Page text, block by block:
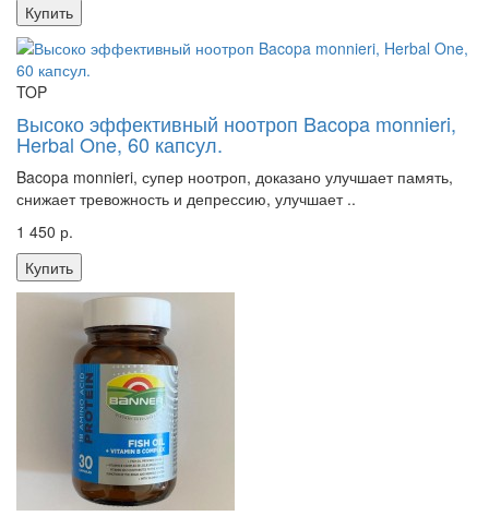
Купить
TOP
Высоко эффективный ноотроп Bacopa monnieri,
Herbal One, 60 капсул.
Bacopa monnieri, супер ноотроп, доказано улучшает память,
снижает тревожность и депрессию, улучшает ..
1 450 р.
Купить